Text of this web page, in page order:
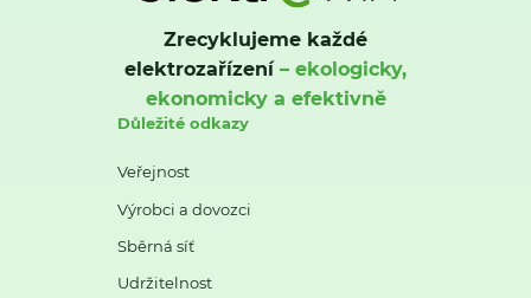
Zrecyklujeme každé
elektrozařízení– ekologicky,
ekonomicky a efektivně
Důležité odkazy
Veřejnost
Výrobci a dovozci
Sběrná síť
Udržitelnost